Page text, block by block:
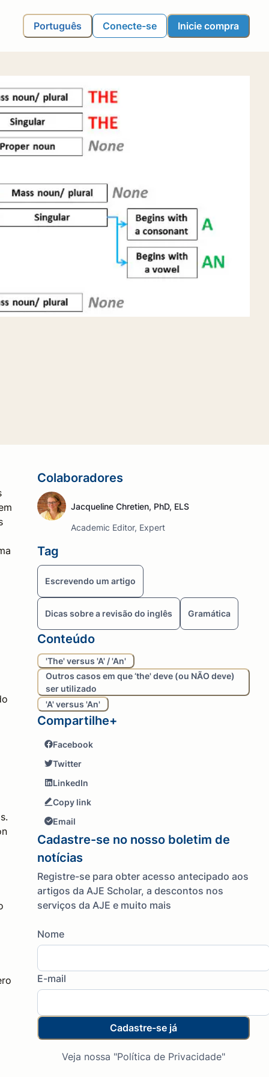
Português Conecte-se Inicie compra
Colaboradores
Jacqueline Chretien, PhD, ELS
Academic Editor, Expert
Tag
Escrevendo um artigo
Dicas sobre a revisão do inglês Gramática
Conteúdo
'The' versus 'A' / 'An'
Outros casos em que ‘the' deve (ou NÃO deve)
ser utilizado
'A' versus 'An'
Compartilhe+
Facebook
Twitter
LinkedIn
Copy link
Email
Cadastre-se no nosso boletim de
notícias
Registre-se para obter acesso antecipado aos
artigos da AJE Scholar, a descontos nos
serviços da AJE e muito mais
Nome
E-mail
Cadastre-se já
Veja nossa "Política de Privacidade"